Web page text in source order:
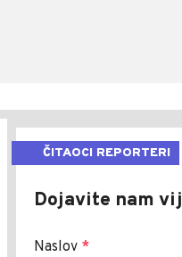
ČITAOCI REPORTERI
Dojavite nam
Naslov *